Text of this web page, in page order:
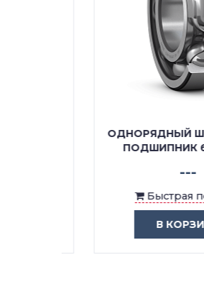
ОДНОРЯДНЫЙ
ПОДШИПНИК 6214
Быстрая
В КОРЗИНУ